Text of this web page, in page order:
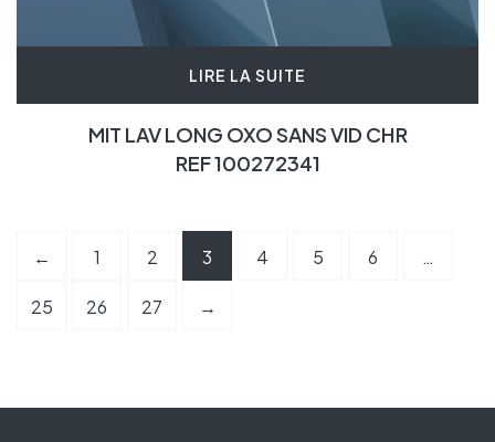
LIRE LA SUITE
MIT LAV LONG OXO SANS VID CHR
REF 100272341
← 1 2 3 4 5 6 …
25 26 27 →